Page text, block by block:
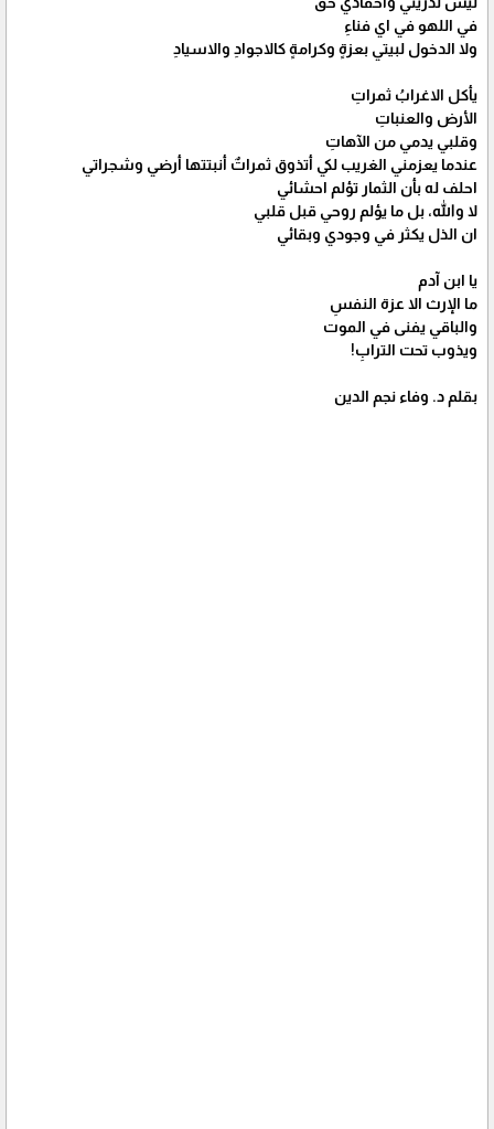
في اللهو في اي فناءِ
ولا الدخول لبيتي بعزةٍ وكرامةٍ كالاجوادِ والاسيادِ
يأكل الاغرابُ ثمراتِ
الأرض والعنباتِ
وقلبي يدمي من الآهاتِ
عندما يعزمني الغريب لكي أتذوق ثمراتٌ أنبتتها أرضي وشجراتي
احلف له بأن الثمار تؤلم احشائي
لا والله، بل ما يؤلم روحي قبل قلبي
ان الذل يكثر في وجودي وبقائي
يا ابن آدم
ما الإرث الا عزة النفسِ
والباقي يفنى في الموت
ويذوب تحت الترابِ!
بقلم د. وفاء نجم الدين